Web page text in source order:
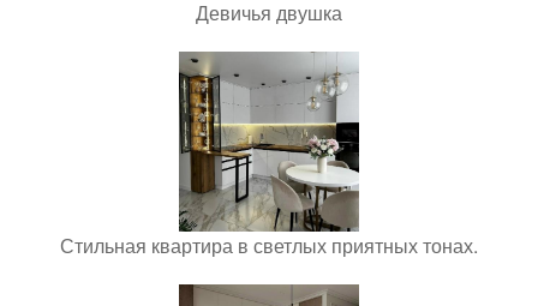
Девичья двушка
Стильная квартира в светлых приятных тонах.